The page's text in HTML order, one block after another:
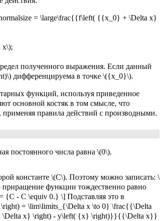
= \large\frac{{f\left( {{x_0} + \Delta x}
x\);
полученного выражения. Если данный
дифференцируема в точке \({x_0}\).
функций, используя приведенное
основной костяк в том смысле, что
правила действий с производными.
постоянного числа равна \(0\).
константе \(C\). Поэтому можно записать: \
функции тождественно равно
- C \equiv 0.} \] Подставляя это в
\right) = \lim\limits_{\Delta x \to 0} \frac{{\Delta
x} \right) - y\left( {x} \right)}}{{\Delta x}}